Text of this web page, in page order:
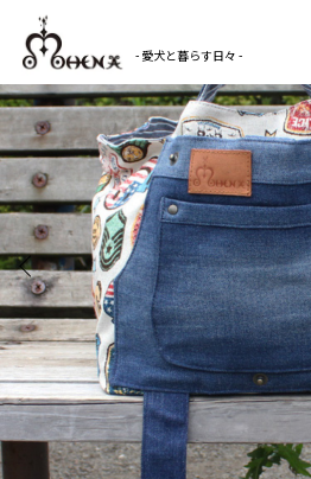
- 愛犬と暮らす日々 -